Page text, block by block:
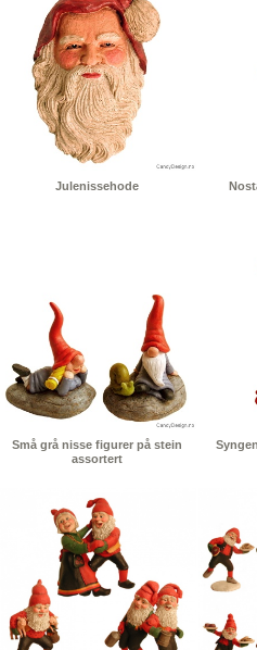
Julenissehode
Små grå nisse figurer på stein
assortert